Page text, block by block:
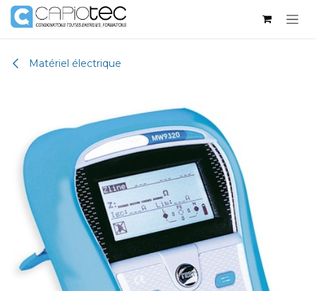
Se rendre au contenu
Matériel électrique